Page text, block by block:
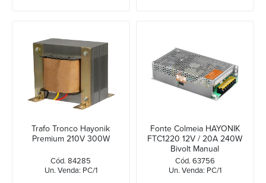
Trafo Tronco Hayonik
Premium 210V 300W
Cód. 84285
Un. Venda: PC/1
Fonte Colmeia HAYONIK
FTC1220 12V / 20A 240W
Bivolt Manual
Cód. 63756
Un. Venda: PC/1